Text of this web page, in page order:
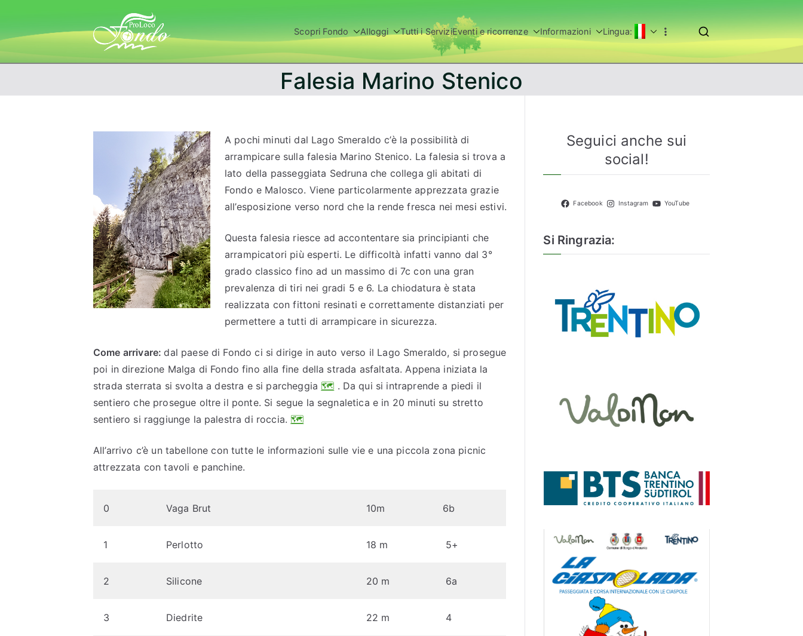
contenuto
Fondo – Val di Non
Scopri Fondo Alloggi Tutti i ServiziEventi e ricorrenze Informazioni Lingua:
Falesia Marino Stenico
A pochi minuti dal Lago Smeraldo c’è la possibilità di
arrampicare sulla falesia Marino Stenico. La falesia si trova a
lato della passeggiata Sedruna che collega gli abitati di
Fondo e Malosco. Viene particolarmente apprezzata grazie
all’esposizione verso nord che la rende fresca nei mesi estivi.
Questa falesia riesce ad accontentare sia principianti che
arrampicatori più esperti. Le difficoltà infatti vanno dal 3°
grado classico fino ad un massimo di 7c con una gran
prevalenza di tiri nei gradi 5 e 6. La chiodatura è stata
realizzata con fittoni resinati e correttamente distanziati per
permettere a tutti di arrampicare in sicurezza.
Come arrivare:dal paese di Fondo ci si dirige in auto verso il Lago Smeraldo, si prosegue
poi in direzione Malga di Fondo fino alla fine della strada asfaltata. Appena iniziata la
strada sterrata si svolta a destra e si parcheggia 🗺 . Da qui si intraprende a piedi il
sentiero che prosegue oltre il ponte. Si segue la segnaletica e in 20 minuti su stretto
sentiero si raggiunge la palestra di roccia. 🗺
All’arrivo c’è un tabellone con tutte le informazioni sulle vie e una piccola zona picnic
attrezzata con tavoli e panchine.
0 Vaga Brut 10m 6b
1 Perlotto 18 m 5+
2 Silicone 20 m 6a
3 Diedrite 22 m 4
Seguici anche sui
social!
Facebook Instagram YouTube
Si Ringrazia: